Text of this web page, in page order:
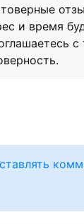
и время
с